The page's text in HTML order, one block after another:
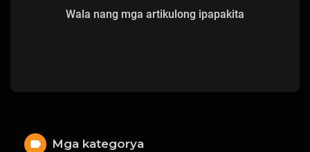
Wala nang mga artikulong ipapakita
Mga kategorya